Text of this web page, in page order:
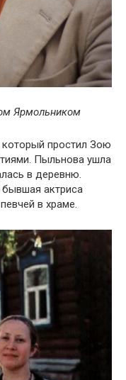
Ярмольником
который простил Зою
Пыльнова ушла
в деревню.
бывшая актриса
в храме.